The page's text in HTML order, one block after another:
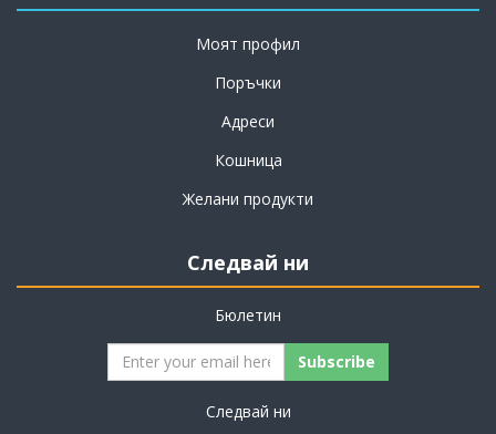
Моят профил
Поръчки
Адреси
Кошница
Желани продукти
Следвай ни
Бюлетин
Subscribe
Следвай ни